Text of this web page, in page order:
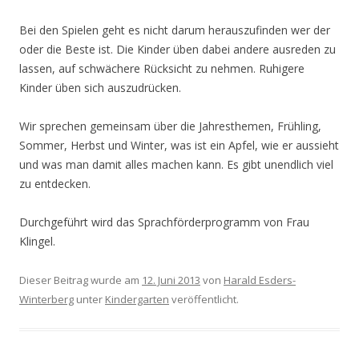
Bei den Spielen geht es nicht darum herauszufinden wer der
oder die Beste ist. Die Kinder üben dabei andere ausreden zu
lassen, auf schwächere Rücksicht zu nehmen. Ruhigere
Kinder üben sich auszudrücken.
Wir sprechen gemeinsam über die Jahresthemen, Frühling,
Sommer, Herbst und Winter, was ist ein Apfel, wie er aussieht
und was man damit alles machen kann. Es gibt unendlich viel
zu entdecken.
Durchgeführt wird das Sprachförderprogramm von Frau
Klingel.
Dieser Beitrag wurde am 12. Juni 2013 von Harald Esders-
Winterberg unter Kindergarten veröffentlicht.